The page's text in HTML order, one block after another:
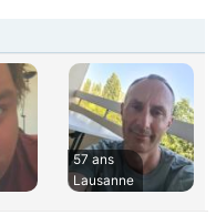
57 ans
Lausanne